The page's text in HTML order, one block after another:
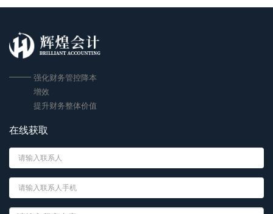
强化财务管控降本
增效
提升财务整体价值
在线获取